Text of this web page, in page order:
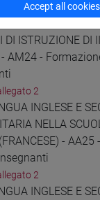
2
DI ISTRUZIONE DI
- AM24 -
2
INGLESE E
NELLA
-
2
INGLESE E
Accept all cookies